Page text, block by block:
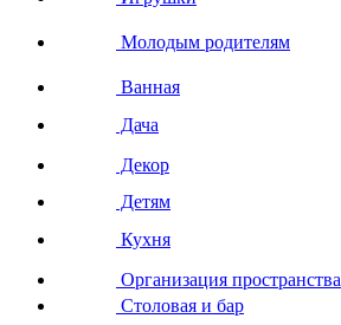
Молодым родителям
Ванная
Дача
Декор
Детям
Кухня
Организация пространства
Столовая и бар